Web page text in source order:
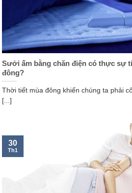
Sưởi ấm bằng chăn điện có thực sự
đông?
Thời tiết mùa đông khiến chúng ta phải
[...]
30
Th1